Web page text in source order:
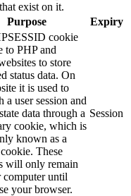
exist on it.
Purpose Expiry
cookie
to PHP and
to store
status data. On
it is used to
a user session and
data through a
cookie, which is
known as a
These
will only remain
computer until
your browser.
Session